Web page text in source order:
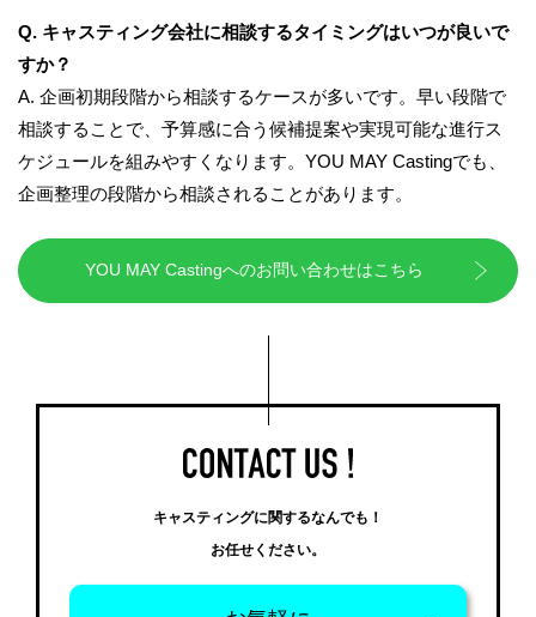
Q. キャスティング会社に相談するタイミングはいつが良いで
すか？
A. 企画初期段階から相談するケースが多いです。早い段階で
相談することで、予算感に合う候補提案や実現可能な進行ス
ケジュールを組みやすくなります。YOU MAY Castingでも、
企画整理の段階から相談されることがあります。
YOU MAY Castingへのお問い合わせはこちら
キャスティングに関するなんでも！
お任せください。